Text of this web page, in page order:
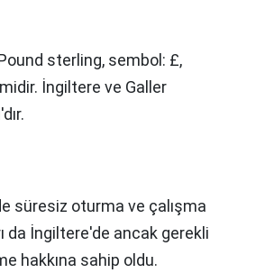
sterling, sembol: £,
İngiltere ve Galler
süresiz oturma ve çalışma
da İngiltere'de ancak gerekli
hakkına sahip oldu.